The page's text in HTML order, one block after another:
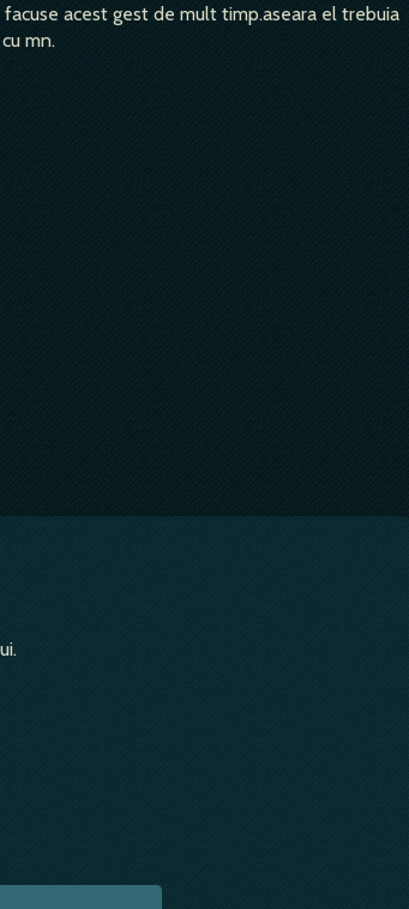
acest gest de mult timp.aseara el trebuia
mn.